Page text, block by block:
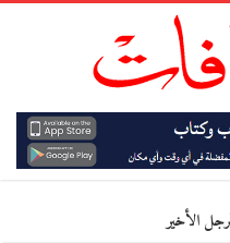
الأخير